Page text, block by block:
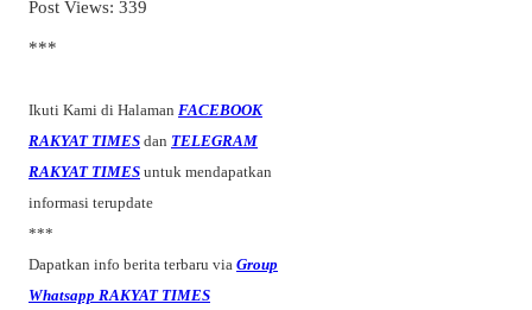
Post Views: 339
***
Ikuti Kami di Halaman FACEBOOK
RAKYAT TIMES dan TELEGRAM
RAKYAT TIMES untuk mendapatkan
informasi terupdate
***
Dapatkan info berita terbaru via Group
Whatsapp RAKYAT TIMES